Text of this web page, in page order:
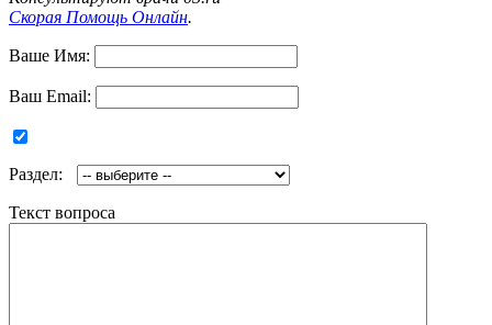
Скорая Помощь Онлайн.
Ваше Имя:
Ваш Email:
Раздел:
Текст вопроса